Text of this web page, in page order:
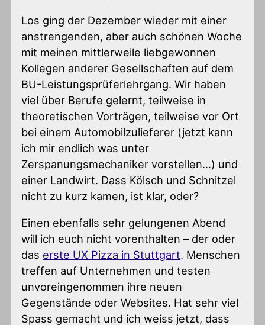
Los ging der Dezember wieder mit einer
anstrengenden, aber auch schönen Woche
mit meinen mittlerweile liebgewonnen
Kollegen anderer Gesellschaften auf dem
BU-Leistungsprüferlehrgang. Wir haben
viel über Berufe gelernt, teilweise in
theoretischen Vorträgen, teilweise vor Ort
bei einem Automobilzulieferer (jetzt kann
ich mir endlich was unter
Zerspanungsmechaniker vorstellen…) und
einer Landwirt. Dass Kölsch und Schnitzel
nicht zu kurz kamen, ist klar, oder?
Einen ebenfalls sehr gelungenen Abend
will ich euch nicht vorenthalten – der oder
das erste UX Pizza in Stuttgart. Menschen
treffen auf Unternehmen und testen
unvoreingenommen ihre neuen
Gegenstände oder Websites. Hat sehr viel
Spass gemacht und ich weiss jetzt, dass